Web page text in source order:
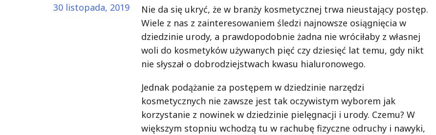
30 listopada, 2019
Nie da się ukryć, że w branży kosmetycznej trwa nieustający postęp.
Wiele z nas z zainteresowaniem śledzi najnowsze osiągnięcia w
dziedzinie urody, a prawdopodobnie żadna nie wróciłaby z własnej
woli do kosmetyków używanych pięć czy dziesięć lat temu, gdy nikt
nie słyszał o dobrodziejstwach kwasu hialuronowego.
Jednak podążanie za postępem w dziedzinie narzędzi
kosmetycznych nie zawsze jest tak oczywistym wyborem jak
korzystanie z nowinek w dziedzinie pielęgnacji i urody. Czemu? W
większym stopniu wchodzą tu w rachubę fizyczne odruchy i nawyki,